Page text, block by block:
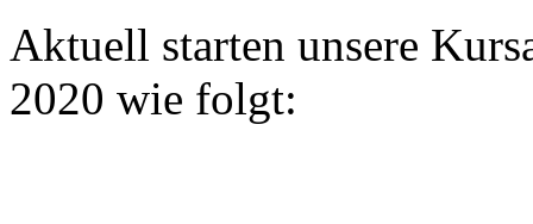
Aktuell starten unsere
2020 wie folgt: